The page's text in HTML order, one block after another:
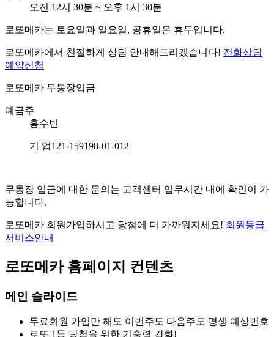
오전 12시 30분 ~ 오후 1시 30분
로또메카는 토요일과 일요일, 공휴일은 휴무입니다.
로또메카에서 친절하게 상담 안내해드리겠습니다! 전화상담
예약신청
로또메카 무통장입금
예금주
홍수빈
기 업121-159198-01-012
무통장 입금에 대한 문의는 고객센터 업무시간 내에 확인이 가
능합니다.
로또메카 회원가입하시고 당첨에 더 가까워지세요! 회원등급
서비스안내
로또메카 홈페이지 컨텐츠
메인 슬라이드
무료회원 가입만 해도 이번주도 다음주도 평생 예상번호
로또 1등 당첨을 위한 기술력 강화!